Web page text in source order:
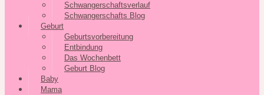
Schwangerschaftsverlauf
Schwangerschafts Blog
Geburt
Geburtsvorbereitung
Entbindung
Das Wochenbett
Geburt Blog
Baby
Mama